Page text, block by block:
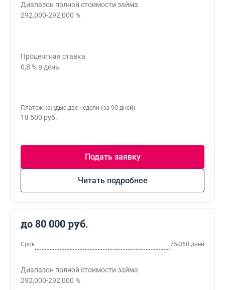
Диапазон полной стоимости займа
292,000-292,000 %
Процентная ставка
0,8 % в день
Платеж каждые две недели (за 90 дней):
18 500 руб.
Подать заявку
Читать подробнее
до 80 000 руб.
Срок 75-360 дней
Диапазон полной стоимости займа
292,000-292,000 %